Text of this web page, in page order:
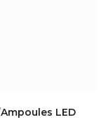
Ampoules LED